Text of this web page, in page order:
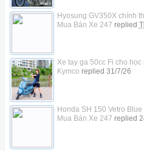
Hyosung GV350X chính
Mua Bán Xe 247 replied
Xe tay ga 50cc Fi cho học
Kymco replied 31/7/26
Honda SH 150 Vetro
Mua Bán Xe 247 replied